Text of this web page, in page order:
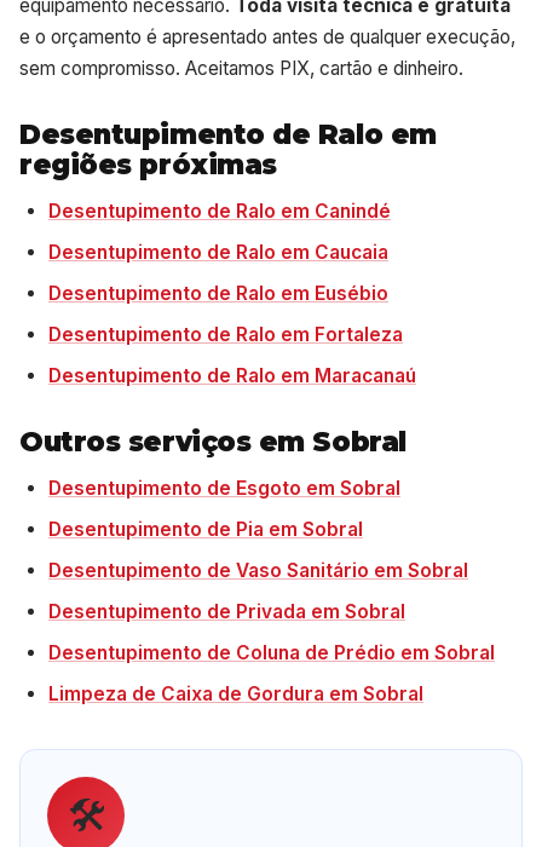
equipamento necessário.
Toda visita técnica é gratuita
e o orçamento é apresentado antes de qualquer execução,
sem compromisso. Aceitamos PIX, cartão e dinheiro.
Desentupimento de Ralo em
regiões próximas
Desentupimento de Ralo em Canindé
Desentupimento de Ralo em Caucaia
Desentupimento de Ralo em Eusébio
Desentupimento de Ralo em Fortaleza
Desentupimento de Ralo em Maracanaú
Outros serviços em Sobral
Desentupimento de Esgoto em Sobral
Desentupimento de Pia em Sobral
Desentupimento de Vaso Sanitário em Sobral
Desentupimento de Privada em Sobral
Desentupimento de Coluna de Prédio em Sobral
Limpeza de Caixa de Gordura em Sobral
🛠️